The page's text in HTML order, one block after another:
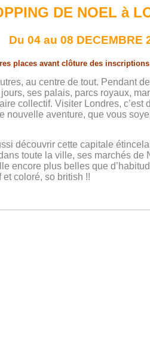
DE NOEL à
Du 04 au 08 DECEMBRE
places avant clôture des
au centre de tout. Pendant
ses palais, parcs royaux,
collectif. Visiter Londres,
aventure, que vous
découvrir cette capitale
toute la ville, ses marchés
encore plus belles que
coloré, so british !!